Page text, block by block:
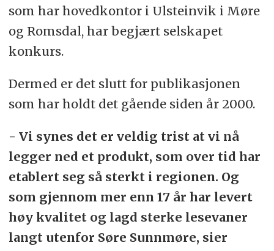
som har hovedkontor i Ulsteinvik i Møre
og Romsdal, har begjært selskapet
konkurs.
Dermed er det slutt for publikasjonen
som har holdt det gående siden år 2000.
- Vi synes det er veldig trist at vi nå
legger ned et produkt, som over tid har
etablert seg så sterkt i regionen. Og
som gjennom mer enn 17 år har levert
høy kvalitet og lagd sterke lesevaner
langt utenfor Søre Sunnmøre, sier